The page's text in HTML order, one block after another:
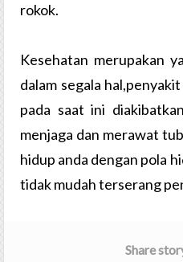
rokok.
Kesehatan merupakan
dalam segala
pada saat ini
menjaga dan merawat
hidup anda dengan pola
tidak mudah terserang
Share